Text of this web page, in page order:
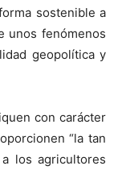
sostenible a
unos fenómenos
geopolítica y
con carácter
“la tan
los agricultores